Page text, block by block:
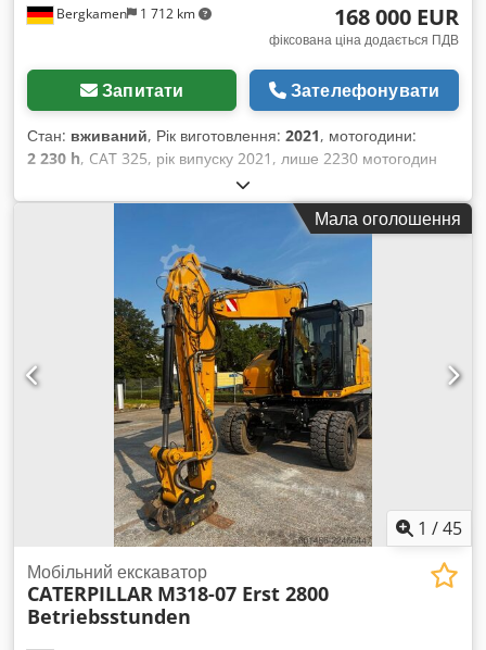
Bergkamen 1 712 km 168 000 EUR
фіксована ціна додається ПДВ
Запитати Зателефонувати
Стан: вживаний, Рік виготовлення: 2021, мотогодини:
2 230 h, CAT 325, рік випуску 2021, лише 2230 мотогодин
Відмінний стан Експлуатаційна маса близько 28 500 кг
Двигун: Cat C4.4 турбодизель, потужність двигуна 128,5 кВт
(172 к.с.) Робочий об’єм 4,4 л, стандарт викидів ЄС Stage V,
паливний бак близько 313 л Codpfxezg S Abo Ahijrf
Гідравлічна система близько 230 л Макс. глибина копання
6,70 м Кондиціонер CE сертифікат
Мала оголошення
1 /45
Мобільний екскаватор
CATERPILLAR M318-07 Erst 2800
Betriebsstunden